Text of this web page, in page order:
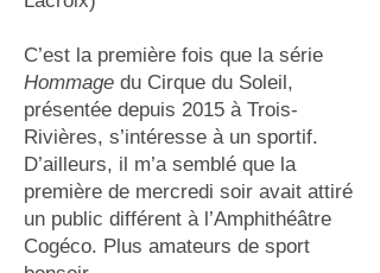
C’est la première fois que la série
Hommage du Cirque du Soleil,
présentée depuis 2015 à Trois-
Rivières, s’intéresse à un sportif.
D’ailleurs, il m’a semblé que la
première de mercredi soir avait attiré
un public différent à l’Amphithéâtre
Cogéco. Plus amateurs de sport